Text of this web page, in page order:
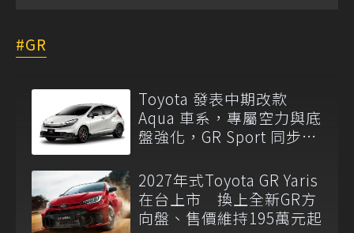
GR
Toyota 發表中期改款
Aqua 車系，專屬空力與底
盤強化，GR Sport 同步亮
2027年式Toyota GR Yaris
在台上市 換上全新GR方
向盤、售價維持195萬元起